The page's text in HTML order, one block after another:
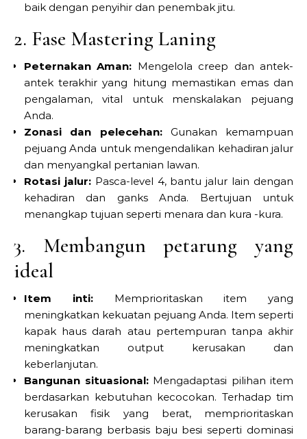
baik dengan penyihir dan penembak jitu.
2. Fase Mastering Laning
Peternakan Aman: Mengelola creep dan antek-
antek terakhir yang hitung memastikan emas dan
pengalaman, vital untuk menskalakan pejuang
Anda.
Zonasi dan pelecehan:Gunakan kemampuan
pejuang Anda untuk mengendalikan kehadiran jalur
dan menyangkal pertanian lawan.
Rotasi jalur:Pasca-level 4, bantu jalur lain dengan
kehadiran dan ganks Anda. Bertujuan untuk
menangkap tujuan seperti menara dan kura -kura.
3. Membangun petarung yang
ideal
Item inti:Memprioritaskan item yang
meningkatkan kekuatan pejuang Anda. Item seperti
kapak haus darah atau pertempuran tanpa akhir
meningkatkan output kerusakan dan
keberlanjutan.
Bangunan situasional:Mengadaptasi pilihan item
berdasarkan kebutuhan kecocokan. Terhadap tim
kerusakan fisik yang berat, memprioritaskan
barang-barang berbasis baju besi seperti dominasi